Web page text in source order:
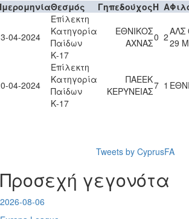
Θεσμός ΓηπεδούχοςH A
04-2024
Επίλεκτη
Κατηγορία
Παίδων
Κ-17
ΕΘΝΙΚΟΣ
ΑΧΝΑΣ0 2ΑΛΣ
29 Μ
04-2024
Επίλεκτη
Κατηγορία
Παίδων
Κ-17
ΠΑΕΕΚ
ΚΕΡΥΝΕΙΑΣ7 1
Tweets by CyprusFA
Προσεχή γεγονότα
2026-08-06